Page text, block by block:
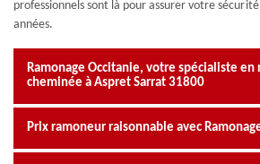
professionnels sont là pour assurer votre
années.
Ramonage Occitanie, votre spécialiste en
cheminée à Aspret Sarrat 31800
Prix ramoneur raisonnable avec